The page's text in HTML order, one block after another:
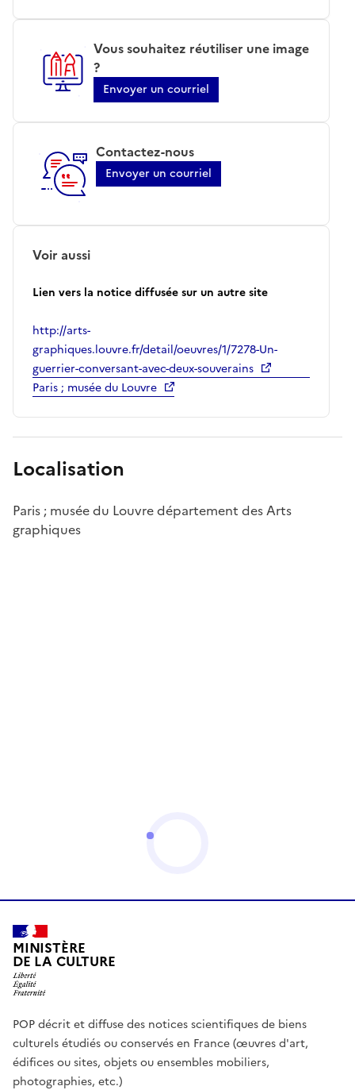
Vous souhaitez réutiliser une image
?
Envoyer un courriel
Contactez-nous
Envoyer un courriel
Voir aussi
Lien vers la notice diffusée sur un autre site
http://arts-
graphiques.louvre.fr/detail/oeuvres/1/7278-Un-
guerrier-conversant-avec-deux-souverains
Paris ; musée du Louvre
Localisation
Paris ; musée du Louvre département des Arts
graphiques
MINISTÈRE
DE LA CULTURE
POP décrit et diffuse des notices scientifiques de biens
culturels étudiés ou conservés en France (œuvres d'art,
édifices ou sites, objets ou ensembles mobiliers,
photographies, etc.)